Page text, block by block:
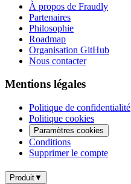
À propos de Fraudly
Partenaires
Philosophie
Roadmap
Organisation GitHub
Nous contacter
Mentions légales
Politique de confidentialité
Politique cookies
Paramètres cookies
Conditions
Supprimer le compte
Produit▼